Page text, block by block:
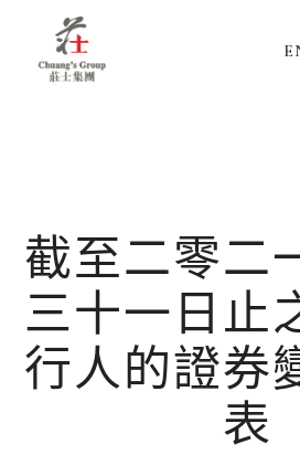
截至二零二
三十一日止
行人的證券
表